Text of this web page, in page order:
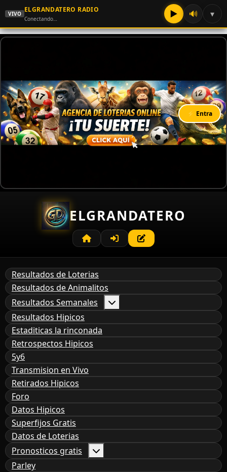
VIVO
ELGRANDATERO RADIO
Conectando… ▶ 🔊 ▾
⚡ Entra
ELGRANDATERO
Resultados de Loterias
Resultados de Animalitos
Resultados Semanales
Resultados Hipicos
Estaditicas la rinconada
Retrospectos Hipicos
5y6
Transmision en Vivo
Retirados Hipicos
Foro
Datos Hipicos
Superfijos Gratis
Datos de Loterias
Pronosticos gratis
Parley